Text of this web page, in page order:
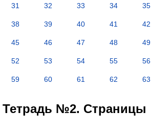
31 32 33 34 35
38 39 40 41 42
45 46 47 48 49
52 53 54 55 56
59 60 61 62 63
Тетрадь №2. Страницы